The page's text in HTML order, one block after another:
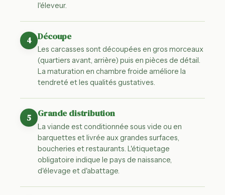
l'éleveur.
4 Découpe
Les carcasses sont découpées en gros morceaux
(quartiers avant, arrière) puis en pièces de détail.
La maturation en chambre froide améliore la
tendreté et les qualités gustatives.
5 Grande distribution
La viande est conditionnée sous vide ou en
barquettes et livrée aux grandes surfaces,
boucheries et restaurants. L'étiquetage
obligatoire indique le pays de naissance,
d'élevage et d'abattage.